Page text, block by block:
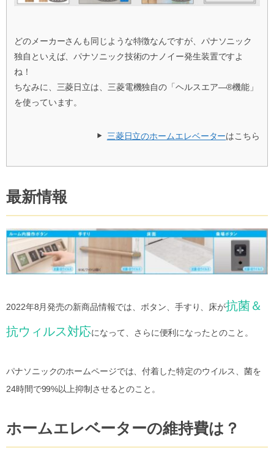
どのメーカーさんも同じような特徴なんですが、パナソニック
独自といえば、パナソニック技術のナノイー発生装置ですよ
ね！
ちなみに、三菱日立は、三菱電機独自の「ヘルスエア―®機能」
を使っています。
三菱日立のホームエレベーターはこちら
最新情報
2022年8月発売の新商品情報では、ボタン、手すり、床が抗菌＆
抗ウィルス対応になって、さらに便利になったとのこと。
パナソニックのホームページでは、付着した特定のウイルス、菌を
24時間で99%以上抑制させるとのこと。
ホームエレベーターの維持費は？